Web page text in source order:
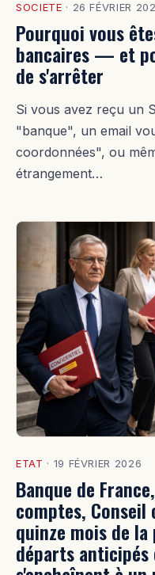
SOCIETE · 26 FÉVRIER
Pourquoi vous
bancaires — et
de s'arrêter
Si vous avez reçu un
"banque", un email
coordonnées", ou
étrangement…
ETAT · 19 FÉVRIER 2026
Banque de
comptes,
quinze mois de
départs